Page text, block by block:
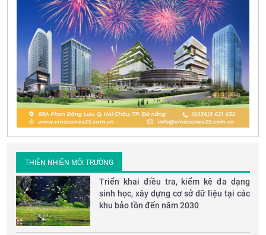
THIÊN NHIÊN MÔI TRƯỜNG
Triển khai điều tra, kiểm kê đa dạng
sinh học, xây dựng cơ sở dữ liệu tại các
khu bảo tồn đến năm 2030